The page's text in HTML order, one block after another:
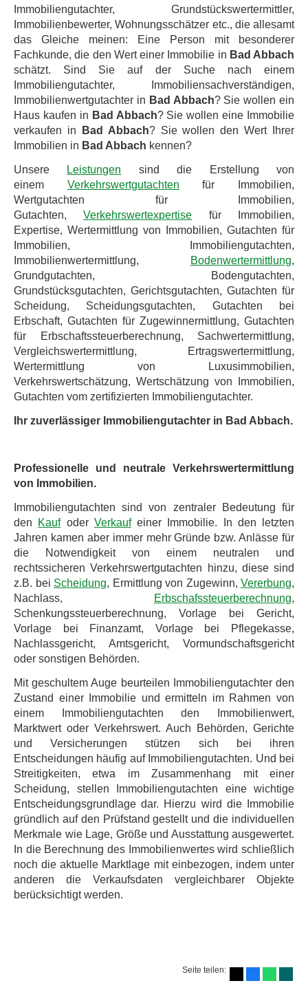
Immobiliengutachter, Grundstückswertermittler,
Immobilienbewerter, Wohnungsschätzer etc., die allesamt
das Gleiche meinen: Eine Person mit besonderer
Fachkunde, die den Wert einer Immobilie in Bad Abbach
schätzt. Sind Sie auf der Suche nach einem
Immobiliengutachter, Immobiliensachverständigen,
Immobilienwertgutachter in Bad Abbach? Sie wollen ein
Haus kaufen in Bad Abbach? Sie wollen eine Immobilie
verkaufen in
Bad Abbach? Sie wollen den Wert Ihrer
Immobilien in Bad Abbach kennen?
Unsere Leistungen sind die Erstellung von
einem Verkehrswertgutachten für Immobilien,
Wertgutachten für Immobilien,
Gutachten,Verkehrswertexpertise für Immobilien,
Expertise, Wertermittlung von Immobilien, Gutachten für
Immobilien, Immobiliengutachten,
Immobilienwertermittlung,
Bodenwertermittlung,
Grundgutachten, Bodengutachten,
Grundstücksgutachten, Gerichtsgutachten, Gutachten für
Scheidung, Scheidungsgutachten, Gutachten bei
Erbschaft, Gutachten für Zugewinnermittlung, Gutachten
für Erbschaftssteuerberechnung, Sachwertermittlung,
Vergleichswertermittlung, Ertragswertermittlung,
Wertermittlung von Luxusimmobilien,
Verkehrswertschätzung, Wertschätzung von Immobilien,
Gutachten vom zertifizierten Immobiliengutachter.
Ihr zuverlässiger Immobiliengutachter in Bad Abbach.
Professionelle und neutrale Verkehrswertermittlung
von Immobilien.
Immobiliengutachten sind von zentraler Bedeutung für
den
Kaufoder Verkaufeiner Immobilie. In den letzten
Jahren kamen aber immer mehr Gründe bzw. Anlässe für
die Notwendigkeit von einem neutralen und
rechtssicheren Verkehrswertgutachten hinzu, diese sind
z.B. bei Scheidung, Ermittlung von Zugewinn, Vererbung,
Nachlass,
Erbschafssteuerberechnung,
Schenkungssteuerberechnung, Vorlage bei Gericht,
Vorlage bei Finanzamt, Vorlage bei Pflegekasse,
Nachlassgericht, Amtsgericht, Vormundschaftsgericht
oder sonstigen Behörden.
Mit geschultem Auge beurteilen Immobiliengutachter den
Zustand einer Immobilie und ermitteln im Rahmen von
einem Immobiliengutachten den Immobilienwert,
Marktwert oder Verkehrswert. Auch Behörden, Gerichte
und Versicherungen stützen sich bei ihren
Entscheidungen häufig auf Immobiliengutachten. Und bei
Streitigkeiten, etwa im Zusammenhang mit einer
Scheidung, stellen Immobiliengutachten eine wichtige
Entscheidungsgrundlage dar. Hierzu wird die Immobilie
gründlich auf den Prüfstand gestellt und die individuellen
Merkmale wie Lage, Größe und Ausstattung ausgewertet.
In die Berechnung des Immobilienwertes wird schließlich
noch die aktuelle Marktlage mit einbezogen, indem unter
anderen die Verkaufsdaten vergleichbarer Objekte
berücksichtigt werden.
Seite teilen: